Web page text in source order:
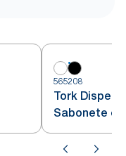
565208
Tork
Sabonete e